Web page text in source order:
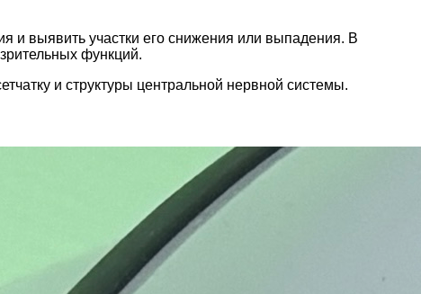
и выявить участки его снижения или выпадения. В
функций.
и структуры центральной нервной системы.